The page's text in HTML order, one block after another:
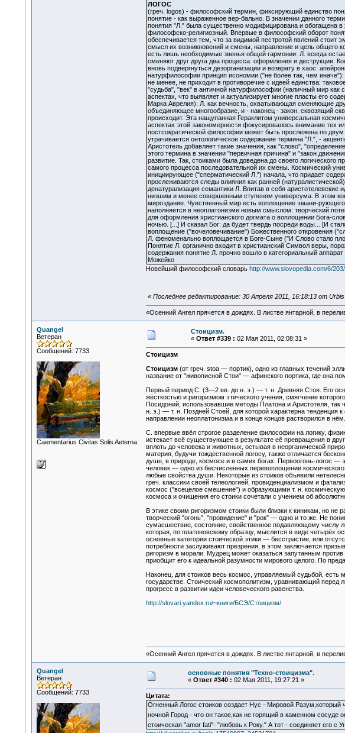
ЛОГОС
(греч. logos) - философский термин, фиксирующий единство
понятие - как выраженное вер-бально. В значении данного
понятия "Л." была существенно модифицирована и обогащена
философско-религиозный. Впервые в философский оборот
обеспечивается тем, что за видимой пестротой явлений
смысл их возникновений и смены, направление и цель общего
есть лишь необходимые звенья общей гармонии: Л. всегда
сменяют друг друга два процесса: оформления и деструкции.
вновь подвергнуться дезорганизации и возврату в хаос:
натурфилософии принцип исономии ("не более так, чем
не менее, не приходит в противоречие с идеей единства:
"судьба", "век" в античной натурфилософии (наличный мир как
аспектах, что выявляет и актуализирует многие пласты его
Марка Аврелия): Л. как вечность, охватывающая сменяющие
объединяющее многообразие, и - наконец - закон, сквозящий
происходит. Эта нащупанная Гераклитом универсальная
аспектах этой закономерности фокусировалось внимание
постсократической философии может быть прослежена по
утрачивается онтологическое содержание термина "Л.", -
Аристотель добавляет такие значения, как "слово",
этого термина в значении "первичная причина" и "закон
развитие. Так, стоиками была доведена до своего логического
самого процесса последовательной их смены. Космический
инициирующее ("сперматический Л.") начала, что придает
прослеживаются следы влияния как ранней
денатурализация семантики Л. Впитав в себя
низшим и менее совершенным ступеням универсума. В этом
мироздание. Чувственный мир есть воплощение эмани-
наполняется в неоплатонизме новым смыслом: творческий
для оформления христианского догмата о воплощении Бога-
ночью. [...] И сказал Бог: да будет твердь посреди воды... [И
воплощение ("вочеловечивание") Божественного откровения
Л. феноменально воплощается в Боге-Сыне ("И Слово стало
Понятие Л. органично входит в христианский Символ веры,
содержания понятие Л. прочно вошло в категориальный
Можейко
Новейший философский словарь http://www.slovopedia.com/6/
« Последнее редактирование: 30 Апреля 2011, 16:18:13 от
«Осенний Ангел прячется в дождях. В листве янтарной, в
Quangel
Ветеран
Сообщений: 7733
Сaementarius Civitas Solis Aeterna
Стоицизм.
« Ответ #339 : 02 Мая 2011, 02:08:31 »
Стоицизм
Стоицизм(от греч. stoa — портик), одно из главных течений
название от "живописной Стои" — афинского портика, где она
Первый период С. (3—2 вв. до н. э.) — т. н. Древняя Стоя. Его
жёсткостью и ригоризмом этического учения, смягчение
Посидоний, использовавшие методы Платона и Аристотеля,
н. э.) — т. н. Поздней Стоей, для которой характерна тенденция
направлении неоплатонизма и в конце концов растворился в нём.
С. впервые ввёл строгое разделение философии на логику,
истекает всё существующее в результате её превращения в
вплоть до человека и животных, остывая в неорганической
материя, будучи тождественной логосу, также отличается
душе, в природе, космосе и в самих богах. Первоогонь-логос —
человек — одно из бесчисленных перевоплощении
любые свойства души. Некоторые из стоиков объявили
греч. классики своей телеологией, провиденциализмом и
космос ("всецелое смешение") и образующими т. н.
космоса и очищения его стоики сочетали с учением об
В этике своим ригоризмом стоики были близки к киникам, но
творческий "огонь", "провидение" и "рок" — одно и то же. Не
сумасшествие, состояние, свойственное подавляющему числу
которая, по платоновскому образцу, мыслится в виде
основные категории стоической этики — бесстрастие, или
потребности заслуживают презрения, в этом заключается
ригоризм в морали. Мудрец может оказаться запутанным
приобщит его к идеальной разумности мирового целого. По
Наконец, для стоиков весь космос, управляемый судьбой,
государстве. Стоический космополитизм, уравнивающий
прогресс в развитии идеи человеческого равенства.
http://slovari.yandex.ru/~книги/БСЭ/Стоицизм/
«Осенний Ангел прячется в дождях. В листве янтарной, в
Quangel
Ветеран
Сообщений: 7733
основные понятия "Техно-стоицизма".
« Ответ #340 : 02 Мая 2011, 19:27:21 »
Цитата:
Огненный Логос стоиков создает Нус - Мировой Разум,который
ночной Город - что он такое,как не горящий в каменном сосуде
стоическая "amor fati"- "любовь к Року." А тот - соединяет его с